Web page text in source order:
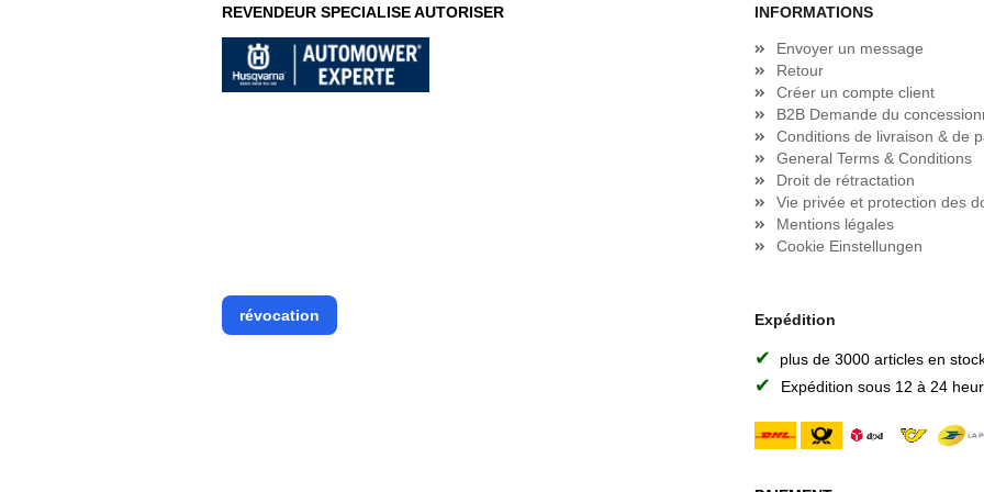
REVENDEUR SPECIALISE AUTORISER INFORMATIONS
Envoyer un message
Retour
Créer un compte client
B2B Demande du
Conditions de livraison & de
General Terms & Conditions
Droit de rétractation
Vie privée et protection des
Mentions légales
Cookie Einstellungen
révocation Expédition
✔ plus de 3000 articles en
✔ Expédition sous 12 à 24